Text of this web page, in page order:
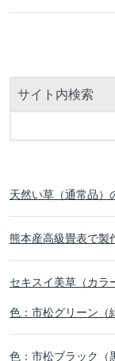
サイト内検索
天然い草（通常品）
熊本産高級畳表で製
セキスイ美草（カラ
色：市松グリーン（
色：市松ブラック（